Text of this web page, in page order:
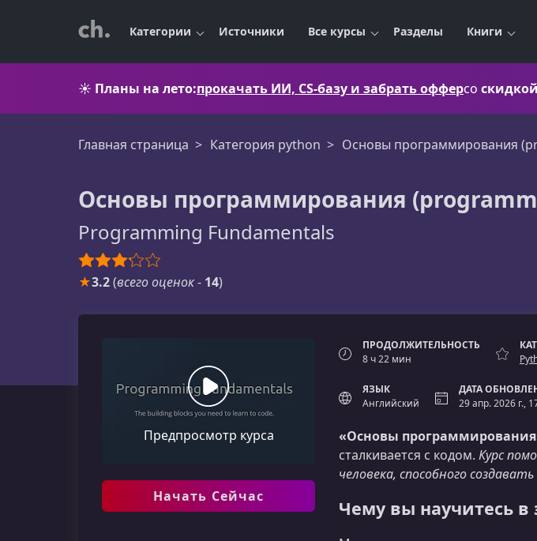
Категории Источники Все курсы Разделы Книги
☀️ Планы на лето:прокачать ИИ, CS-базу и забрать офферсо
Главная страница Категория python Основы программирования
Основы программирования
Programming Fundamentals
★3.2(всего оценок- 14)
Предпросмотр курса
Начать Сейчас
ПРОДОЛЖИТЕЛЬНОСТЬ
8 ч 22 мин
ЯЗЫК
Английский
ДАТА
29 апр. 2026 г.,
«Основы
сталкивается с кодом. Курс
человека, способного
Чему вы научитесь в